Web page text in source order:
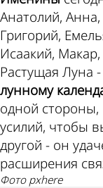
Анатолий,
Григорий,
Исаакий,
Растущая Луна
лунному
одной стороны,
усилий, чтобы
другой - он
расширения
фото pxhere